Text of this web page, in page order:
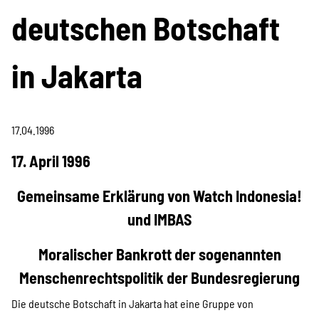
Projekte
Stellenangebote
Newsletter abonnieren
deutschen Botschaft
in Jakarta
17.04.1996
17. April 1996
Gemeinsame Erklärung von Watch Indonesia!
und IMBAS
Moralischer Bankrott der sogenannten
Menschenrechtspolitik der Bundesregierung
Die deutsche Botschaft in Jakarta hat eine Gruppe von